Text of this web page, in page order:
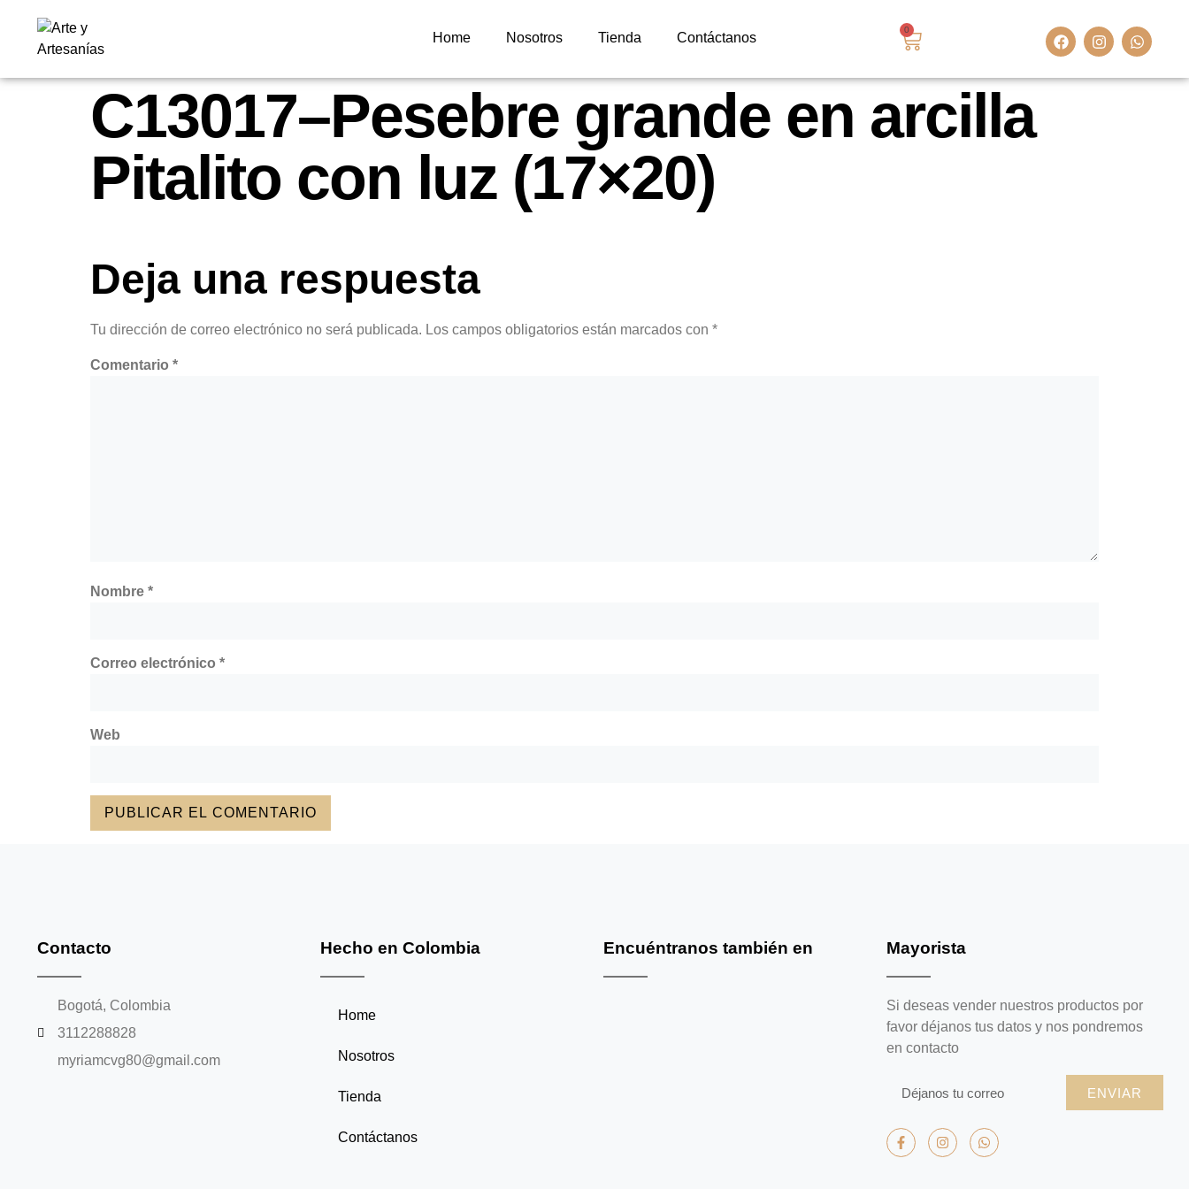
Home Nosotros Tienda Contáctanos
0
C13017–Pesebre grande en arcilla
Pitalito con luz (17×20)
Deja una respuesta
Tu dirección de correo electrónico no será publicada. Los campos obligatorios están marcados con *
Comentario *
Nombre *
Correo electrónico *
Web
Contacto
Bogotá, Colombia
3112288828
myriamcvg80@gmail.com
Hecho en Colombia
Home
Nosotros
Tienda
Contáctanos
Encuéntranos también en Mayorista
Si deseas vender nuestros productos por
favor déjanos tus datos y nos pondremos
en contacto
ENVIAR